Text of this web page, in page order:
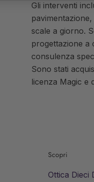
Gli interventi
scale a giorno.
progettazione a
consulenza
Sono stati
licenza Magic e
Scopri
Ottica Dieci